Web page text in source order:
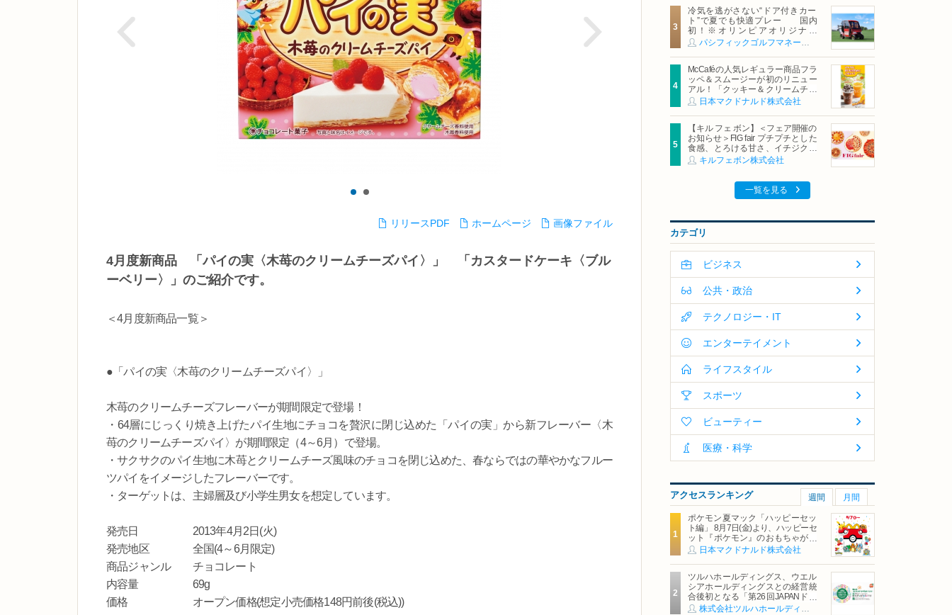
リリースPDF ホームページ 画像ファイル
4月度新商品 「パイの実〈木苺のクリームチーズパイ〉」 「カスタードケーキ〈ブル
ーベリー〉」のご紹介です。
＜4月度新商品一覧＞
●「パイの実〈木苺のクリームチーズパイ〉」
木苺のクリームチーズフレーバーが期間限定で登場！
・64層にじっくり焼き上げたパイ生地にチョコを贅沢に閉じ込めた「パイの実」から新フレーバー〈木
苺のクリームチーズパイ〉が期間限定（4～6月）で登場。
・サクサクのパイ生地に木苺とクリームチーズ風味のチョコを閉じ込めた、春ならではの華やかなフルー
ツパイをイメージしたフレーバーです。
・ターゲットは、主婦層及び小学生男女を想定しています。
発売日 2013年4月2日(火)
発売地区 全国(4～6月限定)
商品ジャンル チョコレート
内容量 69g
価格 オープン価格 (想定小売価格148円前後(税込))
冷気を逃がさない“ドア付きカー
ト”で夏でも快適プレー 国内
初！※オリンピアオリジナル
「AirCon Cart（エアコンカー
ト）」導入 | ＰＧＭ
McCaféの人気レギュラー商品フラ
ッペ＆スムージーが初のリニュー
アル！「クッキー＆クリームチョ
コフラッペ」「マンゴースムージ
ー」8月5日（水）から販売開始
日本マクドナルド株式会社
【キル フェ ボン】＜フェア開催の
お知らせ＞FIG fair プチプチとした
食感、とろける甘さ、イチジクの
魅力をたっぷりと。新作を含め、
イチジク尽くしの全4種が登場8月
キルフェボン株式会社
一覧を見る
カテゴリ
ビジネス
公共・政治
テクノロジー・IT
エンターテイメント
ライフスタイル
スポーツ
ビューティー
医療・科学
アクセスランキング 週間 月間
ポケモン夏マック「ハッピーセッ
ト編」 8月7日(金)より、ハッピーセ
ット『ポケモン』のおもちゃが期
間限定登場
日本マクドナルド株式会社
ツルハホールディングス、ウエル
シアホールディングスとの経営統
合後初となる「第26回JAPANドラ
ッグストアショー」に出展
株式会社ツルハホールディングス